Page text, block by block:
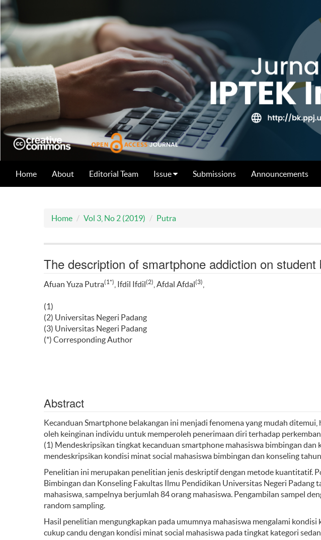
Home About Editorial Team Issue Submissions Announcements
Home Vol 3, No 2 (2019) Putra
The description of smartphone addiction on
Afuan Yuza Putra(1*) , Ifdil Ifdil(2) , Afdal Afdal(3)
(1)
(2) Universitas Negeri Padang
(3) Universitas Negeri Padang
(*) Corresponding Author
Abstract
Kecanduan Smartphone belakangan ini menjadi fenomena yang mudah
oleh keinginan individu untuk memperoleh penerimaan diri terhadap
(1) Mendeskripsikan tingkat kecanduan smartphone mahasiswa bimbingan dan
mendeskripsikan kondisi minat social mahasiswa bimbingan dan konseling
Penelitian ini merupakan penelitian jenis deskriptif dengan metode kuantitatif.
Bimbingan dan Konseling Fakultas Ilmu Pendidikan Universitas Negeri Padang
mahasiswa, sampelnya berjumlah 84 orang mahasiswa. Pengambilan sampel
random sampling.
Hasil penelitian mengungkapkan pada umumnya mahasiswa mengalami
cukup candu dengan kondisi minat social mahasiswa pada tingkat kategori